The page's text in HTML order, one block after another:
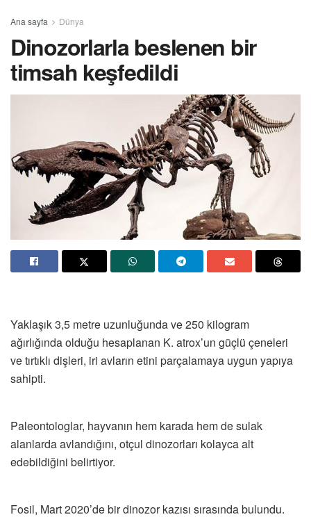
Ana sayfa Dünya
Dinozorlarla beslenen bir
timsah keşfedildi
Yaklaşık 3,5 metre uzunluğunda ve 250 kilogram
ağırlığında olduğu hesaplanan K. atrox’un güçlü çeneleri
ve tırtıklı dişleri, iri avların etini parçalamaya uygun yapıya
sahipti.
Paleontologlar, hayvanın hem karada hem de sulak
alanlarda avlandığını, otçul dinozorları kolayca alt
edebildiğini belirtiyor.
Fosil, Mart 2020’de bir dinozor kazısı sırasında bulundu.